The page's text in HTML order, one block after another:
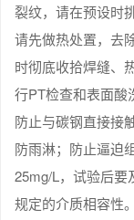
裂纹，请在预设时
请先做热处置，去
时彻底收拾焊缝、
行PT检查和表面酸
防止与碳钢直接接
防雨淋；防止逼迫
25mg/L，试验后要
规定的介质相容性